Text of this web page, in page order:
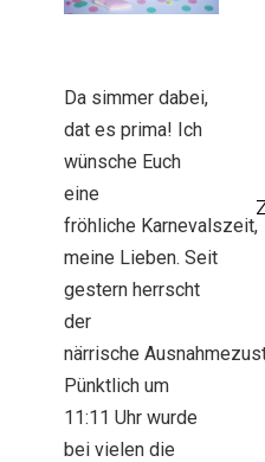
Da simmer dabei,
dat es prima! Ich
wünsche Euch
eine
fröhliche Karnevalszeit,
meine Lieben. Seit
gestern herrscht
der
närrische
Pünktlich um
11:11 Uhr wurde
bei vielen die